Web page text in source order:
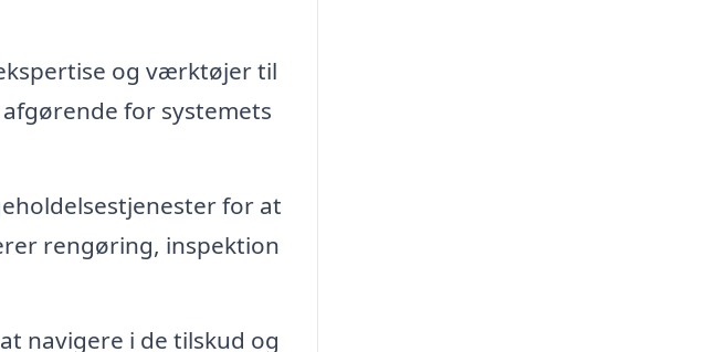
og værktøjer til
for systemets
for at
rengøring, inspektion
navigere i de tilskud og